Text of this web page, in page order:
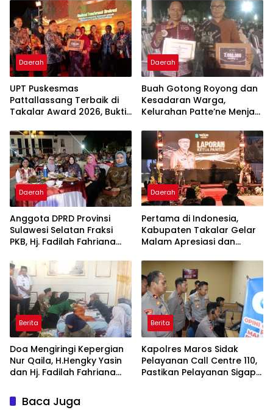
Daerah
UPT Puskesmas
Pattallassang Terbaik di
Takalar Award 2026, Bukti
Pelayanan Kesehatan
Berkualitas
Daerah
Buah Gotong Royong dan
Kesadaran Warga,
Kelurahan Patte’ne Menjadi
2026
Daerah
Anggota DPRD Provinsi
Sulawesi Selatan Fraksi
PKB, Hj. Fadilah Fahriana
Takalar Menyalakan
Lentera Pengabdian
Melalui Malam Apresiasi
dan Inovasi Award 2026
Daerah
Pertama di Indonesia,
Kabupaten Takalar Gelar
Malam Apresiasi dan
Panggung Penghargaan
bagi Pelayan Publik
Berprestasi
Berita
Doa Mengiringi Kepergian
Nur Qaila, H.Hengky Yasin
dan Hj. Fadilah Fahriana
Keluarga
Berita
Kapolres Maros Sidak
Pelayanan Call Centre 110,
Pastikan Pelayanan Sigap
Baca Juga